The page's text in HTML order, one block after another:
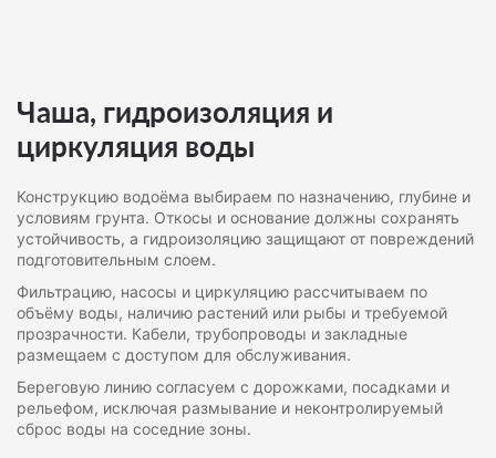
Чаша, гидроизоляция и
циркуляция воды
Конструкцию водоёма выбираем по назначению, глубине и
условиям грунта. Откосы и основание должны сохранять
устойчивость, а гидроизоляцию защищают от повреждений
подготовительным слоем.
Фильтрацию, насосы и циркуляцию рассчитываем по
объёму воды, наличию растений или рыбы и требуемой
прозрачности. Кабели, трубопроводы и закладные
размещаем с доступом для обслуживания.
Береговую линию согласуем с дорожками, посадками и
рельефом, исключая размывание и неконтролируемый
сброс воды на соседние зоны.